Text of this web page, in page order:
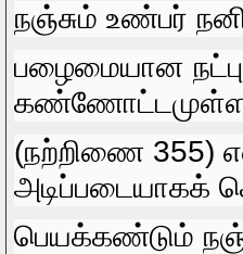
நஞ்சும்‌ உண்பர்‌
பழைமையான
(நற்றிணை 355)
பெயக்கண்டும்‌